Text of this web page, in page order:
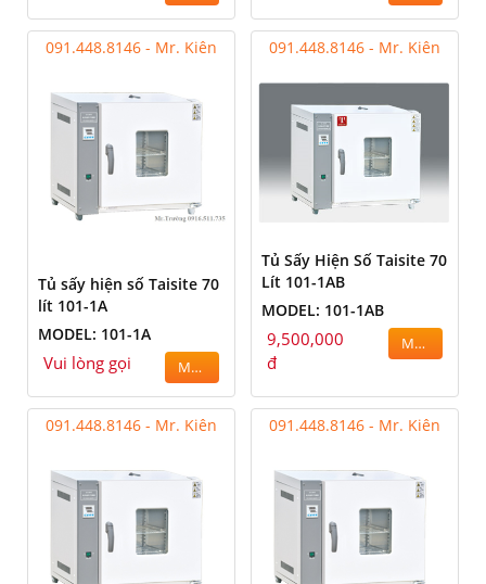
091.448.8146 - Mr. Kiên
Tủ sấy hiện số Taisite 70
lít 101-1A
MODEL: 101-1A
Vui lòng gọi MUA
091.448.8146 - Mr. Kiên
Tủ Sấy Hiện Số Taisite 70
Lít 101-1AB
MODEL: 101-1AB
9,500,000
đ
MUA
091.448.8146 - Mr. Kiên 091.448.8146 - Mr. Kiên